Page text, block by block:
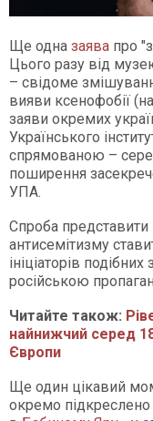
Ще одна заява про
Цього разу від
– свідоме
вияви ксенофобії
заяви окремих
Українського
спрямованою –
поширення
УПА.
Спроба
антисемітизму
ініціаторів
російською
Читайте також:
найнижчий серед
Європи
Ще один цікавий
окремо